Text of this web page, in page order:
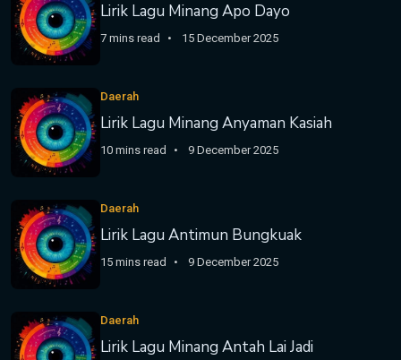
Lirik Lagu Minang Apo Dayo
7 mins read 15 December 2025
Daerah
Lirik Lagu Minang Anyaman Kasiah
10 mins read 9 December 2025
Daerah
Lirik Lagu Antimun Bungkuak
15 mins read 9 December 2025
Daerah
Lirik Lagu Minang Antah Lai Jadi